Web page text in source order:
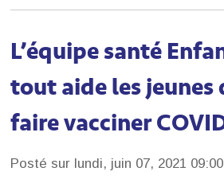
L’équipe santé
tout aide les jeunes
faire vacciner
Posté sur lundi, juin 07, 2021 09:00